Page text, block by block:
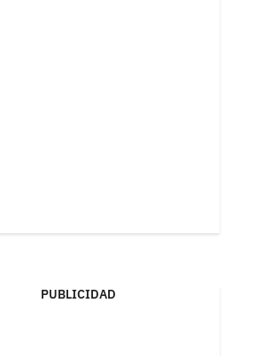
PUBLICIDAD